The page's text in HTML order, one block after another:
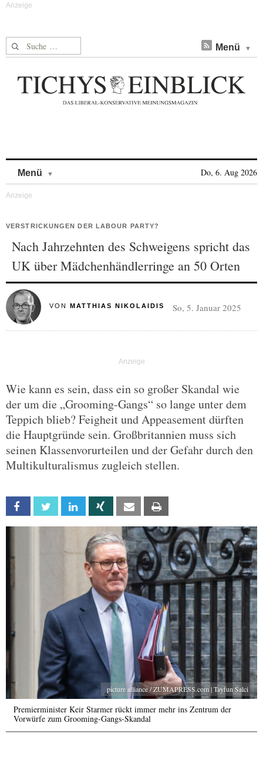
Suche nach: Menü
Menü Do, 6. Aug 2026
VERSTRICKUNGEN DER LABOUR PARTY?
Nach Jahrzehnten des Schweigens spricht das
UK über Mädchenhändlerringe an 50 Orten
VON MATTHIAS NIKOLAIDIS So, 5. Januar 2025
Wie kann es sein, dass ein so großer Skandal wie
der um die „Grooming-Gangs“ so lange unter dem
Teppich blieb? Feigheit und Appeasement dürften
die Hauptgründe sein. Großbritannien muss sich
seinen Klassenvorurteilen und der Gefahr durch den
Multikulturalismus zugleich stellen.
Facebook Twitter Linkedin Xing Email
picture alliance / ZUMAPRESS.com | Tayfun Salci
Premierminister Keir Starmer rückt immer mehr ins Zentrum der
Vorwürfe zum Grooming-Gangs-Skandal